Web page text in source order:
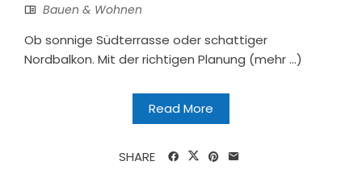
Bauen & Wohnen
Ob sonnige Südterrasse oder schattiger
Nordbalkon. Mit der richtigen Planung (mehr …)
Read More
SHARE